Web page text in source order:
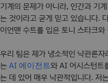
기계의 문제가 아니라, 인간과 기
는 것이라고 굳게 믿고 있습니다.
이언맨 수트를 입은 토니 스타크
우리 팀은 제가 냉소적인 낙관론
는 AI 에이전트와 AI 어시스턴트
는 데 있어 매우 낙관적입니다. 저